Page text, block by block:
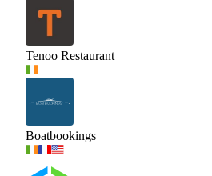
Tenoo Restaurant
Boatbookings